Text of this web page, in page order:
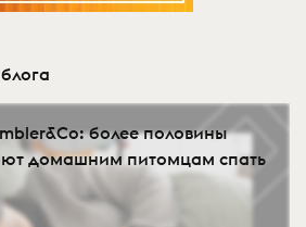
более половины
домашним питомцам спать